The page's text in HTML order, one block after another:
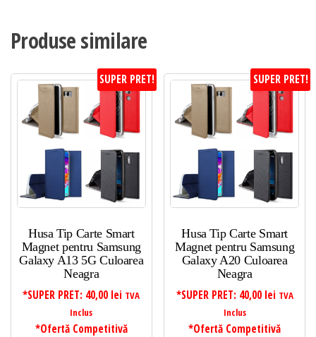
Produse similare
SUPER PRET!
Husa Tip Carte Smart
Magnet pentru Samsung
Galaxy A13 5G Culoarea
Neagra
*SUPER PRET: 40,00 lei TVA
Inclus
*Ofertă Competitivă
SUPER PRET!
Husa Tip Carte Smart
Magnet pentru Samsung
Galaxy A20 Culoarea
Neagra
*SUPER PRET: 40,00 lei TVA
Inclus
*Ofertă Competitivă